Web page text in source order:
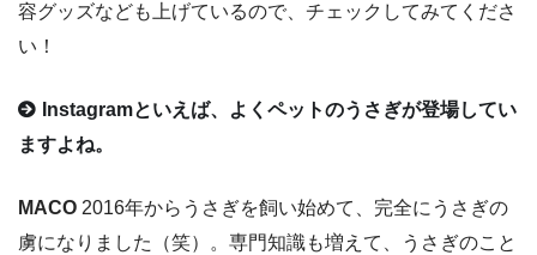
容グッズなども上げているので、チェックしてみてくださ
い！
Instagramといえば、よくペットのうさぎが登場してい
ますよね。
MACO 2016年からうさぎを飼い始めて、完全にうさぎの
虜になりました（笑）。専門知識も増えて、うさぎのこと